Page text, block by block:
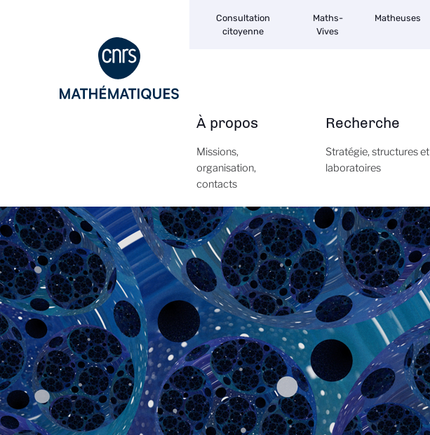
Navigation
principale
À propos
Missions,
organisation,
contacts
Recherche
Stratégie, structures et
laboratoires
secondaire
Consultation
citoyenne
Maths-
Vives
Matheuses